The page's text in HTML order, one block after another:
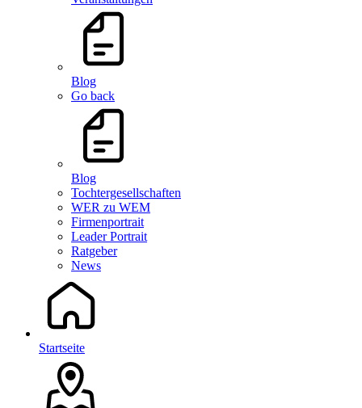
Blog
Go back
Blog
Tochtergesellschaften
WER zu WEM
Firmenportrait
Leader Portrait
Ratgeber
News
Startseite